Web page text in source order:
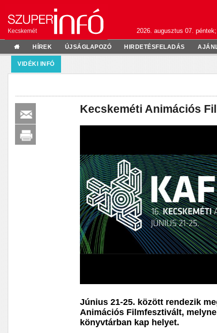
Kecskemét 2026. augusztus 07.
HÍREK ÚJSÁGLAPOZÓ HIRDETÉSFELADÁS
VIDÉKI INFÓ
Kecskeméti Animációs
Június 21-25. között rendezik
Animációs Filmfesztivált,
könyvtárban kap helyet.